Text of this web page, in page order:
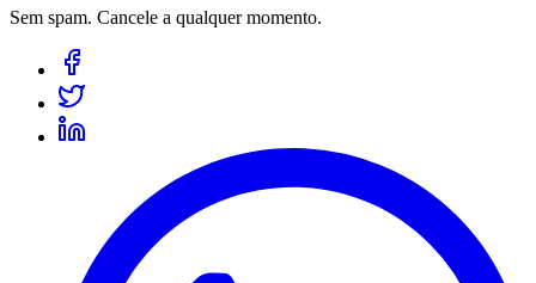
Sem spam. Cancele a qualquer momento.